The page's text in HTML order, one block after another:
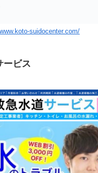
suidocenter.com/
ービス